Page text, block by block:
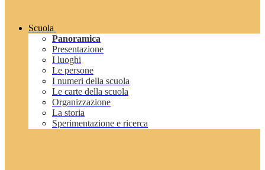
Scuola
Panoramica
Presentazione
I luoghi
Le persone
I numeri della scuola
Le carte della scuola
Organizzazione
La storia
Sperimentazione e ricerca